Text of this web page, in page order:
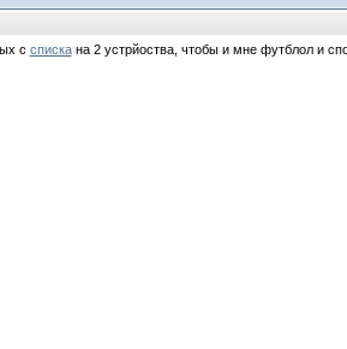
с спискана 2 устрйоства, чтобы и мне футблол и